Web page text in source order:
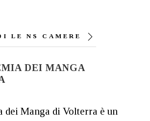
LE NS CAMERE
DEI MANGA
dei Manga di Volterra è un